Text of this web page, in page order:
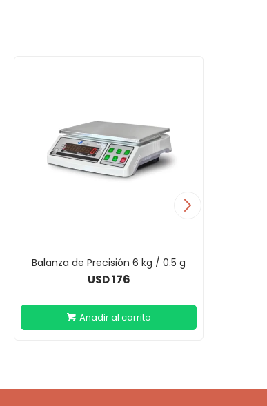
Balanza de Precisión 6 kg / 0.5 g
USD176